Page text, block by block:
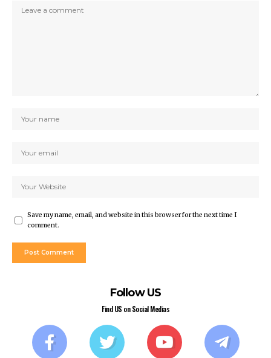
Save my name, email, and website in this browser for the next time I
comment.
Follow US
Find US on Social Medias